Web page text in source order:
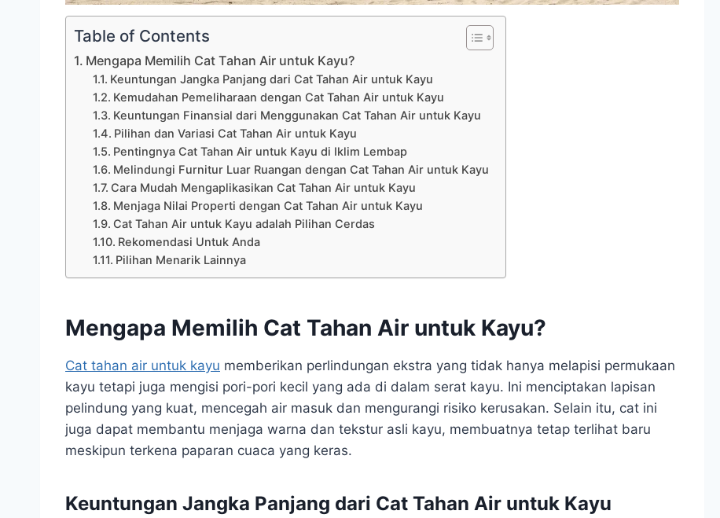
Table of Contents
Mengapa Memilih Cat Tahan Air untuk Kayu?
Keuntungan Jangka Panjang dari Cat Tahan Air untuk Kayu
Kemudahan Pemeliharaan dengan Cat Tahan Air untuk Kayu
Keuntungan Finansial dari Menggunakan Cat Tahan Air untuk Kayu
Pilihan dan Variasi Cat Tahan Air untuk Kayu
Pentingnya Cat Tahan Air untuk Kayu di Iklim Lembap
Melindungi Furnitur Luar Ruangan dengan Cat Tahan Air untuk Kayu
Cara Mudah Mengaplikasikan Cat Tahan Air untuk Kayu
Menjaga Nilai Properti dengan Cat Tahan Air untuk Kayu
Cat Tahan Air untuk Kayu adalah Pilihan Cerdas
Rekomendasi Untuk Anda
Pilihan Menarik Lainnya
Mengapa Memilih Cat Tahan Air untuk Kayu?
Cat tahan air untuk kayu memberikan perlindungan ekstra yang tidak hanya melapisi permukaan
kayu tetapi juga mengisi pori-pori kecil yang ada di dalam serat kayu. Ini menciptakan lapisan
pelindung yang kuat, mencegah air masuk dan mengurangi risiko kerusakan. Selain itu, cat ini
juga dapat membantu menjaga warna dan tekstur asli kayu, membuatnya tetap terlihat baru
meskipun terkena paparan cuaca yang keras.
Keuntungan Jangka Panjang dari Cat Tahan Air untuk Kayu